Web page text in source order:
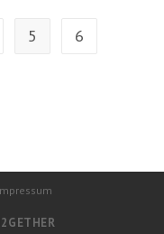
5
6